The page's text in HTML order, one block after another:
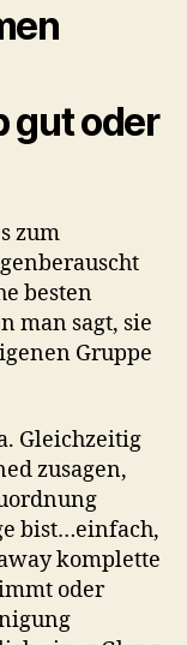
gut oder
zum
besten
man sagt, sie
Gruppe
Gleichzeitig
zusagen,
bist…einfach,
komplette
oder